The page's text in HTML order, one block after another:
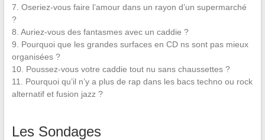
7. Oseriez-vous faire l’amour dans un rayon d’un supermarché
?
8. Auriez-vous des fantasmes avec un caddie ?
9. Pourquoi que les grandes surfaces en CD ns sont pas mieux
organisées ?
10. Poussez-vous votre caddie tout nu sans chaussettes ?
11. Pourquoi qu’il n’y a plus de rap dans les bacs techno ou rock
alternatif et fusion jazz ?
Les Sondages